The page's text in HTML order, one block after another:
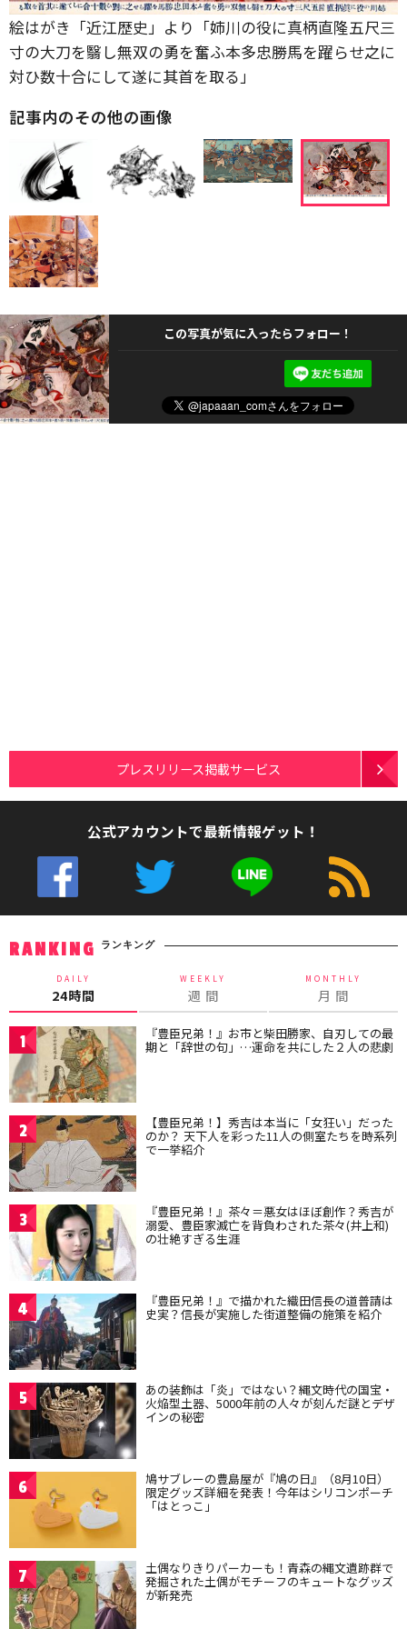
絵はがき「近江歴史」より「姉川の役に真柄直隆五尺三
寸の大刀を翳し無双の勇を奮ふ本多忠勝馬を躍らせ之に
対ひ数十合にして遂に其首を取る」
記事内のその他の画像
この写真が気に入ったらフォロー！
プレスリリース掲載サービス
公式アカウントで最新情報ゲット！
RANKING ランキング
DAILY
24時間
WEEKLY
週 間
MONTHLY
月 間
1 『豊臣兄弟！』お市と柴田勝家、自刃しての最
期と「辞世の句」…運命を共にした２人の悲劇
2 【豊臣兄弟！】秀吉は本当に「女狂い」だった
のか？ 天下人を彩った11人の側室たちを時系列
で一挙紹介
3 『豊臣兄弟！』茶々＝悪女はほぼ創作？秀吉が
溺愛、豊臣家滅亡を背負わされた茶々(井上和)
の壮絶すぎる生涯
4 『豊臣兄弟！』で描かれた織田信長の道普請は
史実？信長が実施した街道整備の施策を紹介
5 あの装飾は「炎」ではない？縄文時代の国宝・
火焔型土器、5000年前の人々が刻んだ謎とデザ
インの秘密
6 鳩サブレーの豊島屋が『鳩の日』（8月10日）
限定グッズ詳細を発表！今年はシリコンポーチ
「はとっこ」
7 土偶なりきりパーカーも！青森の縄文遺跡群で
発掘された土偶がモチーフのキュートなグッズ
が新発売